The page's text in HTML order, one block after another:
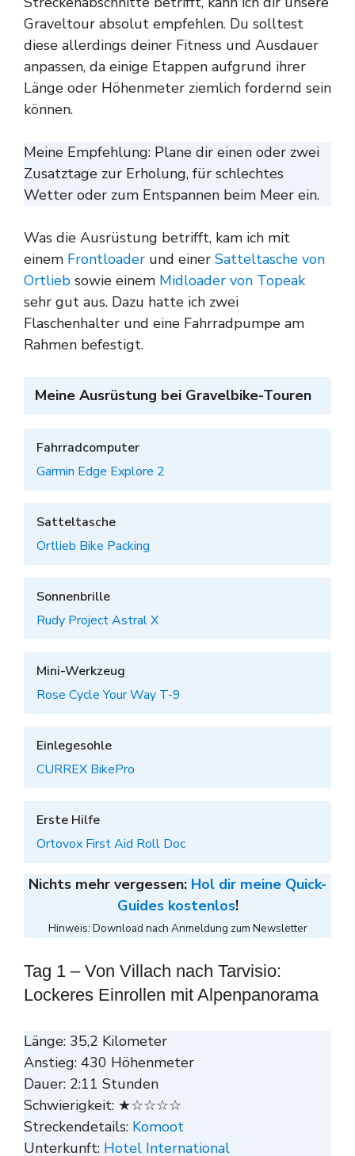
Graveltour absolut empfehlen. Du solltest
diese allerdings deiner Fitness und Ausdauer
anpassen, da einige Etappen aufgrund ihrer
Länge oder Höhenmeter ziemlich fordernd sein
können.
Meine Empfehlung: Plane dir einen oder zwei
Zusatztage zur Erholung, für schlechtes
Wetter oder zum Entspannen beim Meer ein.
Was die Ausrüstung betrifft, kam ich mit
einem Frontloader und einer Satteltasche von
Ortlieb sowie einem Midloader von Topeak
sehr gut aus. Dazu hatte ich zwei
Flaschenhalter und eine Fahrradpumpe am
Rahmen befestigt.
Meine Ausrüstung bei Gravelbike-Touren
Fahrradcomputer
Garmin Edge Explore 2
Satteltasche
Ortlieb Bike Packing
Sonnenbrille
Rudy Project Astral X
Mini-Werkzeug
Rose Cycle Your Way T-9
Einlegesohle
CURREX BikePro
Erste Hilfe
Ortovox First Aid Roll Doc
Nichts mehr vergessen: Hol dir meine Quick-
Guides kostenlos!
Hinweis: Download nach Anmeldung zum Newsletter
Tag 1 – Von Villach nach Tarvisio:
Lockeres Einrollen mit Alpenpanorama
Länge: 35,2 Kilometer
Anstieg: 430 Höhenmeter
Dauer: 2:11 Stunden
Schwierigkeit: ★☆☆☆☆
Streckendetails: Komoot
Unterkunft: Hotel International